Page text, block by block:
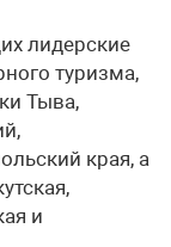
лидерские
туризма,
Тыва,
края, а
и